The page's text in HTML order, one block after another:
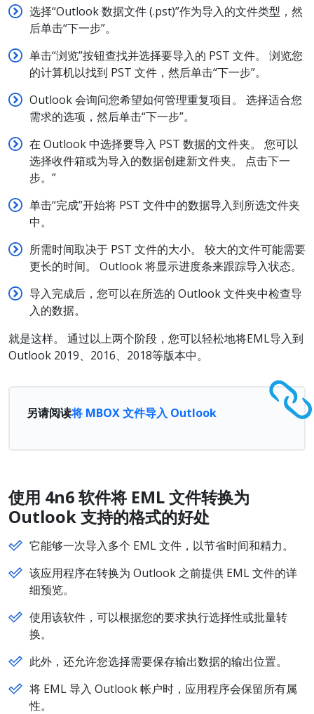
选择“Outlook 数据文件 (.pst)”作为导入的文件类型，然
后单击“下一步”。
单击“浏览”按钮查找并选择要导入的 PST 文件。 浏览您
的计算机以找到 PST 文件，然后单击“下一步”。
Outlook 会询问您希望如何管理重复项目。 选择适合您
需求的选项，然后单击“下一步”。
在 Outlook 中选择要导入 PST 数据的文件夹。 您可以
选择收件箱或为导入的数据创建新文件夹。 点击下一
步。”
单击“完成”开始将 PST 文件中的数据导入到所选文件夹
中。
所需时间取决于 PST 文件的大小。 较大的文件可能需要
更长的时间。 Outlook 将显示进度条来跟踪导入状态。
导入完成后，您可以在所选的 Outlook 文件夹中检查导
入的数据。
就是这样。 通过以上两个阶段，您可以轻松地将EML导入到
Outlook 2019、2016、2018等版本中。
另请阅读将 MBOX 文件导入 Outlook
使用 4n6软件将 EML文件转换为
Outlook支持的格式的好处
它能够一次导入多个 EML 文件，以节省时间和精力。
该应用程序在转换为 Outlook 之前提供 EML 文件的详
细预览。
使用该软件，可以根据您的要求执行选择性或批量转
换。
此外，还允许您选择需要保存输出数据的输出位置。
将 EML 导入 Outlook 帐户时，应用程序会保留所有属
性。